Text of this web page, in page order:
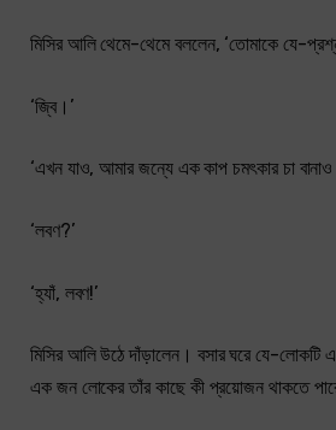
মিসির আলি থেমে-থেমে বললেন, ‘তোমাকে যে-
‘জ্বি।’
‘এখন যাও, আমার জন্যে এক কাপ চমৎকার চা
‘লবণ?’
‘হ্যাঁ, লবণ!’
মিসির আলি উঠে দাঁড়ালেন। বসার ঘরে যে-
এক জন লোকের তাঁর কাছে কী প্রয়োজন থাকতে